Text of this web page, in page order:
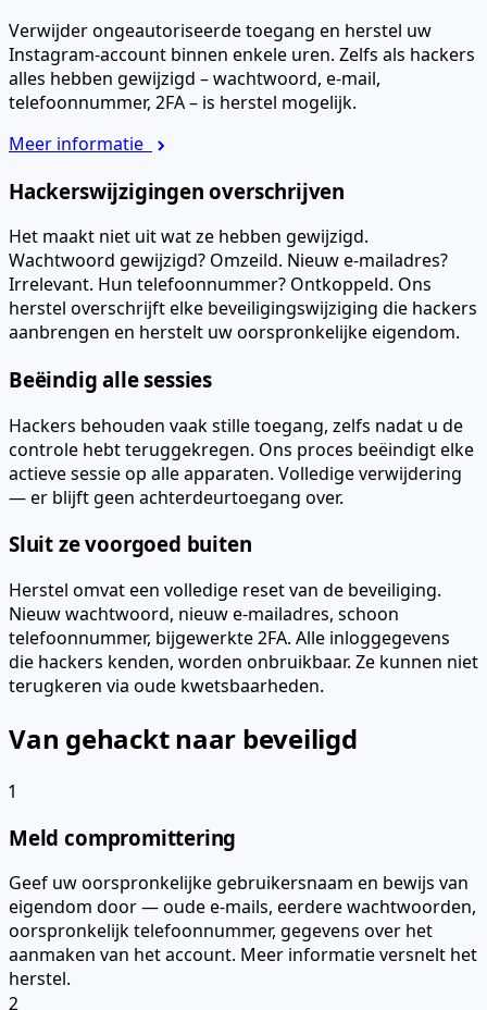
Verwijder ongeautoriseerde toegang en herstel uw
Instagram-account binnen enkele uren. Zelfs als hackers
alles hebben gewijzigd – wachtwoord, e-mail,
telefoonnummer, 2FA – is herstel mogelijk.
Meer informatie
Hackerswijzigingen overschrijven
Het maakt niet uit wat ze hebben gewijzigd.
Wachtwoord gewijzigd? Omzeild. Nieuw e-mailadres?
Irrelevant. Hun telefoonnummer? Ontkoppeld. Ons
herstel overschrijft elke beveiligingswijziging die hackers
aanbrengen en herstelt uw oorspronkelijke eigendom.
Beëindig alle sessies
Hackers behouden vaak stille toegang, zelfs nadat u de
controle hebt teruggekregen. Ons proces beëindigt elke
actieve sessie op alle apparaten. Volledige verwijdering
— er blijft geen achterdeurtoegang over.
Sluit ze voorgoed buiten
Herstel omvat een volledige reset van de beveiliging.
Nieuw wachtwoord, nieuw e-mailadres, schoon
telefoonnummer, bijgewerkte 2FA. Alle inloggegevens
die hackers kenden, worden onbruikbaar. Ze kunnen niet
terugkeren via oude kwetsbaarheden.
Van gehackt naar beveiligd
1
Meld compromittering
Geef uw oorspronkelijke gebruikersnaam en bewijs van
eigendom door — oude e-mails, eerdere wachtwoorden,
oorspronkelijk telefoonnummer, gegevens over het
aanmaken van het account. Meer informatie versnelt het
herstel.
2